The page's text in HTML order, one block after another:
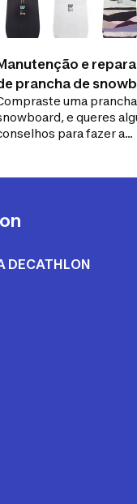
e
prancha de
de
uma
e queres
para fazer a
DECATHLON